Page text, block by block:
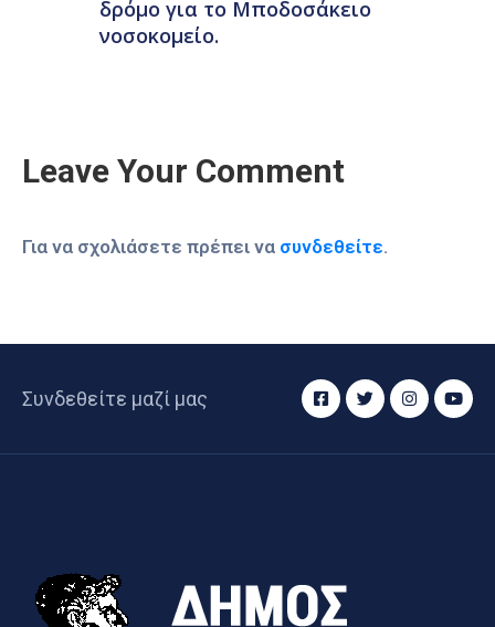
δρόμο για το Μποδοσάκειο
νοσοκομείο.
Leave Your Comment
Για να σχολιάσετε πρέπει να συνδεθείτε.
Συνδεθείτε μαζί μας